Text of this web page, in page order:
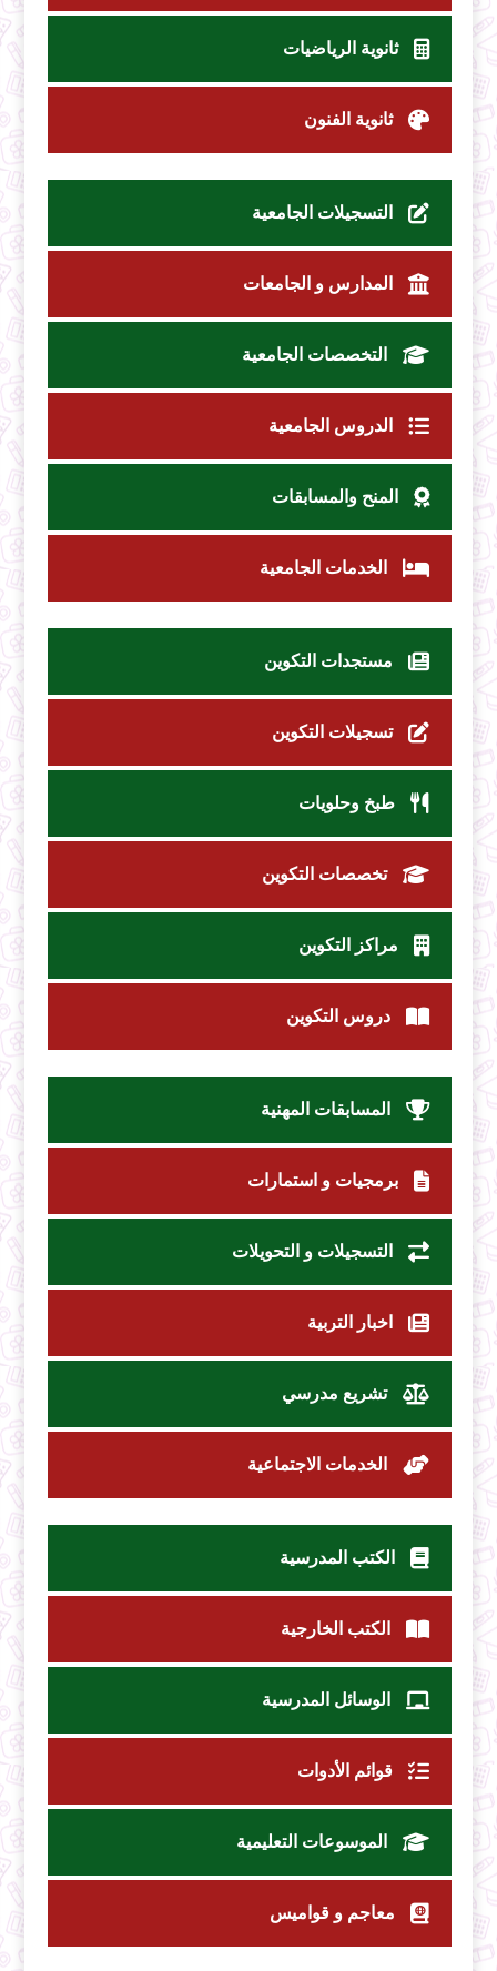
ثانوية الرياضيات
ثانوية الفنون
التسجيلات الجامعية
المدارس و الجامعات
التخصصات الجامعية
الدروس الجامعية
المنح والمسابقات
الخدمات الجامعية
مستجدات التكوين
تسجيلات التكوين
طبخ وحلويات
تخصصات التكوين
مراكز التكوين
دروس التكوين
المسابقات المهنية
برمجيات و استمارات
التسجيلات و التحويلات
اخبار التربية
تشريع مدرسي
الخدمات الاجتماعية
الكتب المدرسية
الكتب الخارجية
الوسائل المدرسية
قوائم الأدوات
الموسوعات التعليمية
معاجم و قواميس